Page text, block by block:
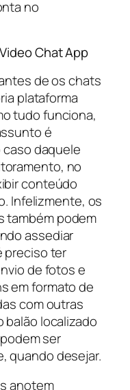
no
Chat App
de os chats
plataforma
tudo funciona,
é
caso daquele
no
conteúdo
Infelizmente, os
também podem
assediar
preciso ter
de fotos e
em formato de
com outras
balão localizado
ser
quando desejar.
anotem